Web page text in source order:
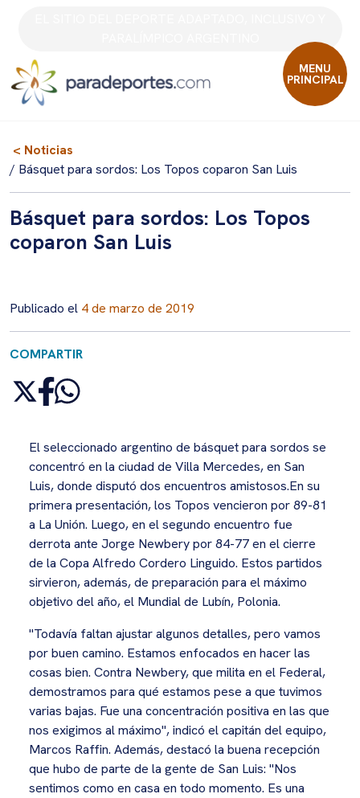
MENU
PRINCIPAL
< Noticias
/ Básquet para sordos: Los Topos coparon San Luis
Básquet para sordos: Los Topos
coparon San Luis
Publicado el 4 de marzo de 2019
COMPARTIR
El seleccionado argentino de básquet para sordos se
concentró en la ciudad de Villa Mercedes, en San
Luis, donde disputó dos encuentros amistosos.En su
primera presentación, los Topos vencieron por 89-81
a La Unión. Luego, en el segundo encuentro fue
derrota ante Jorge Newbery por 84-77 en el cierre
de la Copa Alfredo Cordero Linguido. Estos partidos
sirvieron, además, de preparación para el máximo
objetivo del año, el Mundial de Lubín, Polonia.
"Todavía faltan ajustar algunos detalles, pero vamos
por buen camino. Estamos enfocados en hacer las
cosas bien. Contra Newbery, que milita en el Federal,
demostramos para qué estamos pese a que tuvimos
varias bajas. Fue una concentración positiva en las que
nos exigimos al máximo", indicó el capitán del equipo,
Marcos Raffin. Además, destacó la buena recepción
que hubo de parte de la gente de San Luis: "Nos
sentimos como en casa en todo momento. Es una